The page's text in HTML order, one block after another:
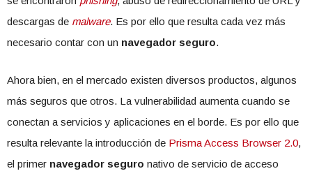
descargas de malware. Es por ello que resulta cada vez más
necesario contar con un navegador seguro.
Ahora bien, en el mercado existen diversos productos, algunos
más seguros que otros. La vulnerabilidad aumenta cuando se
conectan a servicios y aplicaciones en el borde. Es por ello que
resulta relevante la introducción de Prisma Access Browser 2.0,
el primer navegador seguro nativo de servicio de acceso